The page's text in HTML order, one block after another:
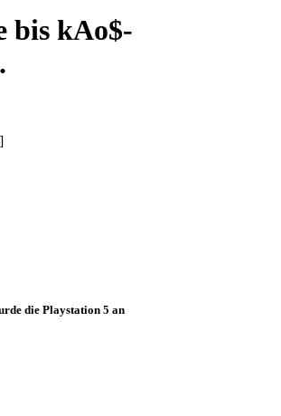
bis kAo$-
die Playstation 5 an